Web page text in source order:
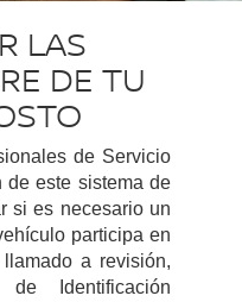
LAS
DE TU
de Servicio
de este sistema de
si es necesario un
participa en
a revisión,
Identificación